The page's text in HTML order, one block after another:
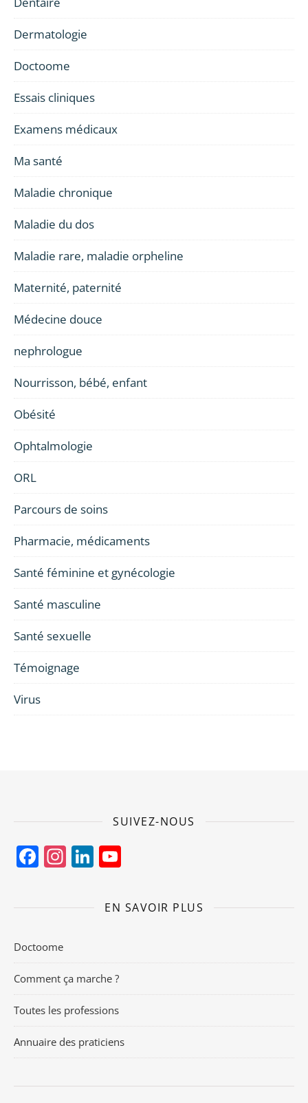
Dermatologie
Doctoome
Essais cliniques
Examens médicaux
Ma santé
Maladie chronique
Maladie du dos
Maladie rare, maladie orpheline
Maternité, paternité
Médecine douce
nephrologue
Nourrisson, bébé, enfant
Obésité
Ophtalmologie
ORL
Parcours de soins
Pharmacie, médicaments
Santé féminine et gynécologie
Santé masculine
Santé sexuelle
Témoignage
Virus
SUIVEZ-NOUS
Facebook
Instagram
LinkedIn
EN SAVOIR PLUS
Doctoome
Comment ça marche ?
Toutes les professions
Annuaire des praticiens